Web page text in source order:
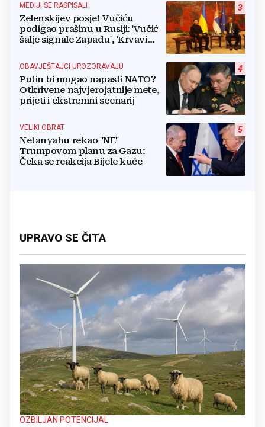
3
MEDIJI SE RASPISALI
Zelenskijev posjet Vučiću
podigao prašinu u Rusiji: 'Vučić
šalje signale Zapadu', 'Krvavi
4
OBAVJEŠTAJCI UPOZORAVAJU
Putin bi mogao napasti NATO?
Otkrivene najvjerojatnije mete,
prijeti i ekstremni scenarij
5
VELIKI OBRAT
Netanyahu rekao "NE"
Trumpovom planu za Gazu:
Čeka se reakcija Bijele kuće
UPRAVO SE ČITA
OZBILJAN POTENCIJAL